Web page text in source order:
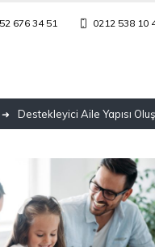
676 34 51 0212 538 10
Destekleyici Aile Yapısı